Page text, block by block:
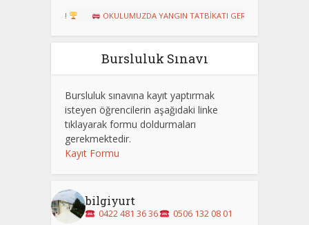
OKULUMUZDA YANGIN TATBİKATI GERÇEKLEŞTİRİLDİ
Bursluluk Sınavı
Bursluluk sınavına kayıt yaptırmak
isteyen öğrencilerin aşağıdaki linke
tıklayarak formu doldurmaları
gerekmektedir.
Kayıt Formu
bilgiyurt
0422 481 36 36 0506 132 08 01